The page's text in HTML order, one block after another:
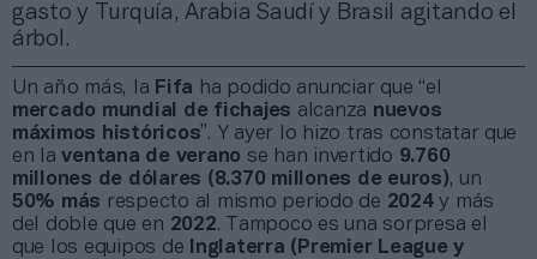
gasto y Turquía, Arabia Saudí y Brasil agitando el
árbol.
Un año más, la Fifa ha podido anunciar que “el
mercado mundial de fichajes alcanza nuevos
máximos históricos”. Y ayer lo hizo tras constatar que
en laventana de verano se han invertido 9.760
millones de dólares (8.370 millones de euros), un
50% más respecto al mismo periodo de 2024y más
del doble que en 2022. Tampoco es una sorpresa el
que los equipos de
Inglaterra (Premier League y